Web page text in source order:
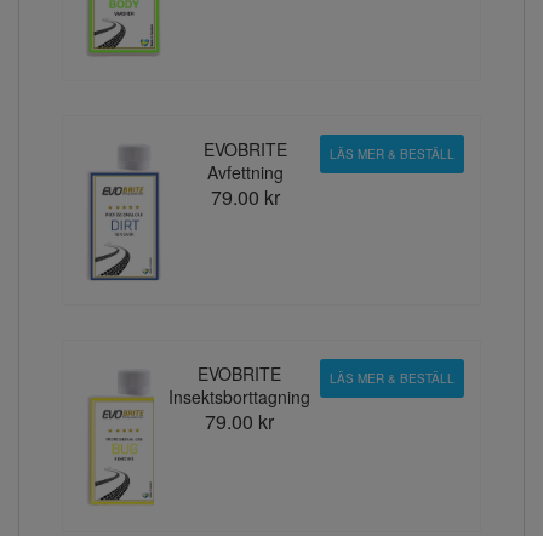
EVOBRITE
Avfettning
79.00 kr
LÄS MER & BESTÄLL
EVOBRITE
Insektsborttagning
79.00 kr
LÄS MER & BESTÄLL